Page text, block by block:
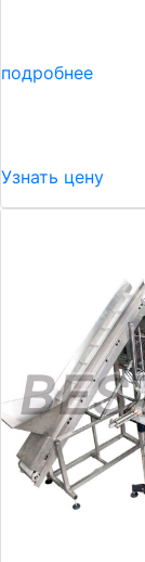
подробнее
Узнать цену